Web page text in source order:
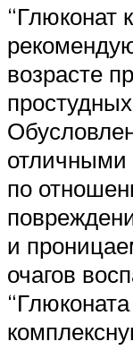
“Глюконат
возрасте
по
и
очагов